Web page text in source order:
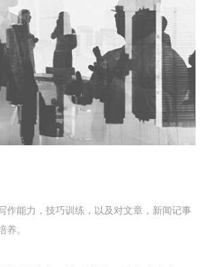
作能力，技巧训练，以及对文章，新闻记事
养。